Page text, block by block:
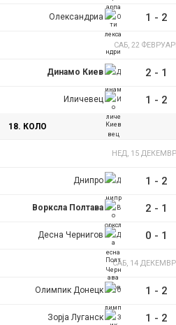
Олександриа 1 - 2
САБ, 22
Динамо Киев 2 - 1
Иличевец 1 - 2
18. КОЛО
НЕД, 15
Днипро 1 - 2
Ворксла Полтава 2 - 1
Десна Чернигов 0 - 1
САБ, 14
Олимпик Донецк 1 - 2
Зорја Луганск 1 - 2